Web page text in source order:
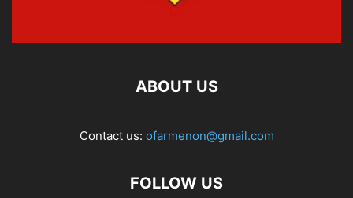
ABOUT US
Contact us: ofarmenon@gmail.com
FOLLOW US